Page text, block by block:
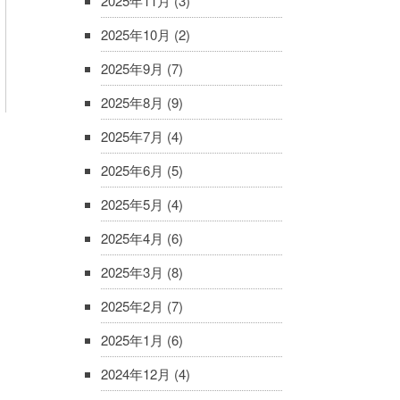
2025年10月 (2)
2025年9月 (7)
2025年8月 (9)
2025年7月 (4)
2025年6月 (5)
2025年5月 (4)
2025年4月 (6)
2025年3月 (8)
2025年2月 (7)
2025年1月 (6)
2024年12月 (4)